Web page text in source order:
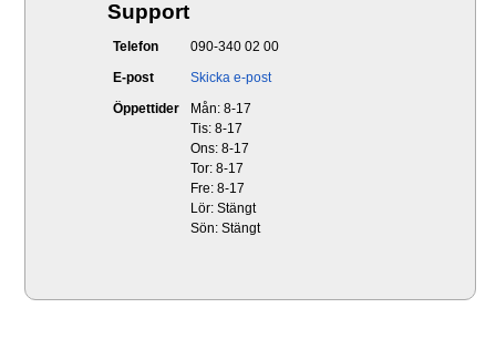
Support
Telefon
090-340 02 00
E-post
Skicka e-post
Öppettider
Mån: 8-17
Tis: 8-17
Ons: 8-17
Tor: 8-17
Fre: 8-17
Lör: Stängt
Sön: Stängt